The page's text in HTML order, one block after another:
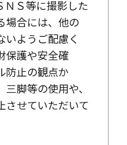
ＮＳ等に撮影した
場合には、他の
いようご配慮く
保護や安全確
防止の観点か
脚等の使用や、
させていただいて